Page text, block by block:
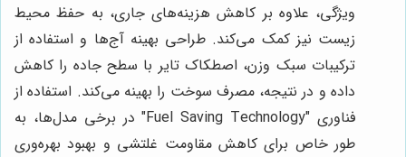
ویژگی، علاوه بر کاهش هزینه‌های جاری، به حفظ محیط
زیست نیز کمک می‌کند. طراحی بهینه آج‌ها و استفاده از
ترکیبات سبک وزن، اصطکاک تایر با سطح جاده را کاهش
داده و در نتیجه، مصرف سوخت را بهینه می‌کند. استفاده از
فناوری "Fuel Saving Technology" در برخی مدل‌ها، به
طور خاص برای کاهش مقاومت غلتشی و بهبود بهره‌وری